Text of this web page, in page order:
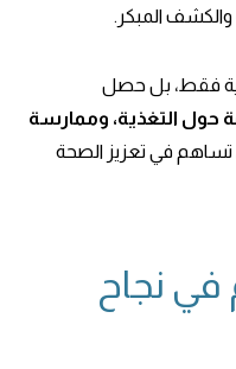
المبكر.
فقط، بل حصل
حول التغذية، وممارسة
تساهم في تعزيز الصحة
نجاح